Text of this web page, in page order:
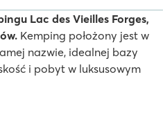
Lac des Vieilles Forges,
Kemping położony jest w
nazwie, idealnej bazy
i pobyt w luksusowym